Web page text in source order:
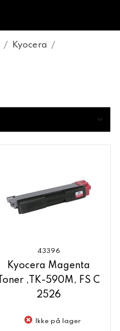
/ Kyocera
/
43396
Kyocera Magenta
Toner ,TK-590M, FS C
2526
Ikke på lager